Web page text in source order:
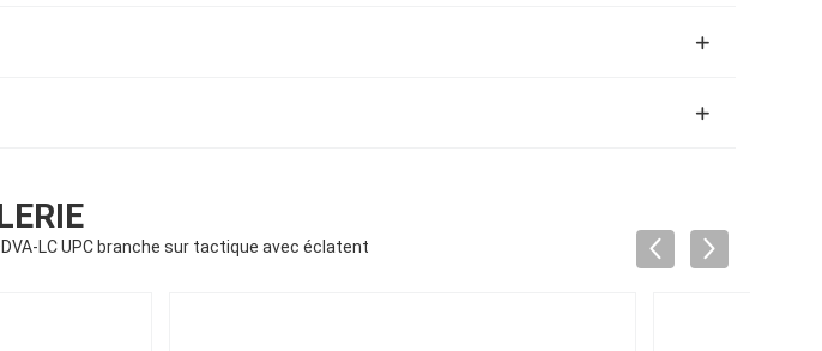
LC UPC branche sur tactique avec éclatent